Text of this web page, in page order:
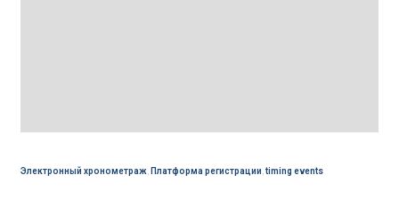
Электронный хронометраж, Платформа регистрации,timing events